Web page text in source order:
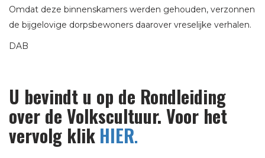
Omdat deze binnenskamers werden gehouden, verzonnen
de bijgelovige dorpsbewoners daarover vreselijke verhalen.
DAB
U bevindt u op de Rondleiding
over de Volkscultuur. Voor het
vervolg klik HIER.